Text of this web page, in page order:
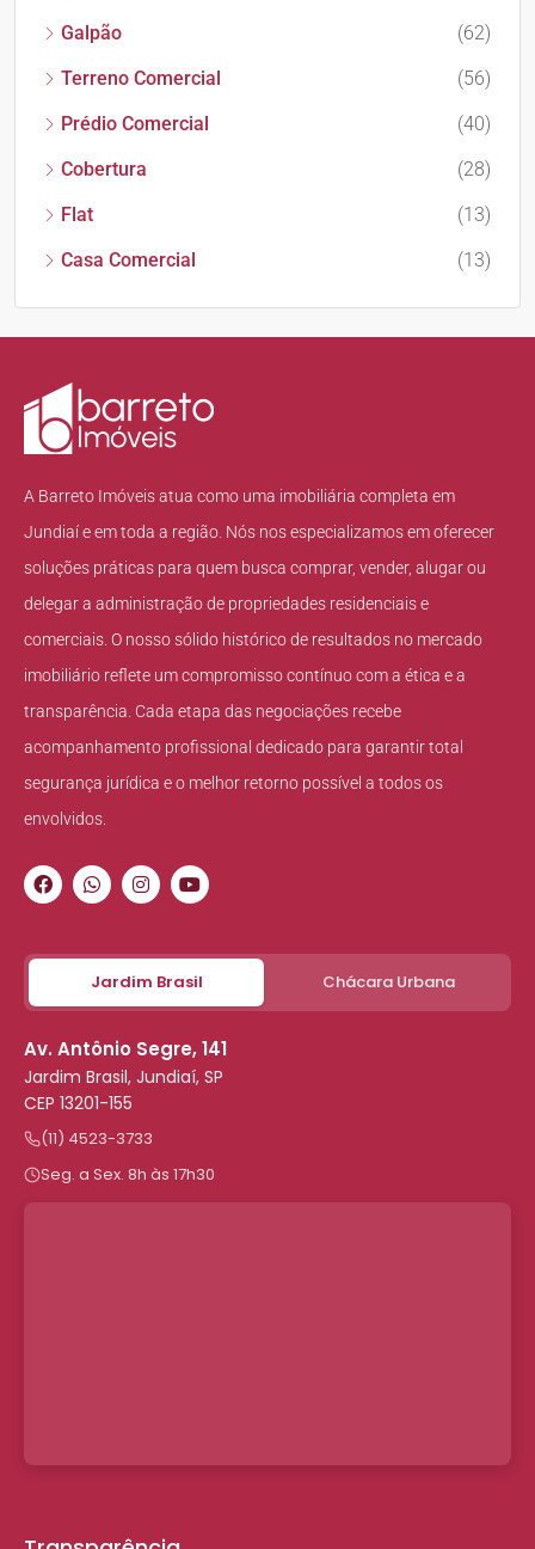
Galpão
(62)
Terreno Comercial
(56)
Prédio Comercial
(40)
Cobertura
(28)
Flat
(13)
Casa Comercial
(13)
A Barreto Imóveis atua como uma imobiliária completa em
Jundiaí e em toda a região. Nós nos especializamos em oferecer
soluções práticas para quem busca comprar, vender, alugar ou
delegar a administração de propriedades residenciais e
comerciais. O nosso sólido histórico de resultados no mercado
imobiliário reflete um compromisso contínuo com a ética e a
transparência. Cada etapa das negociações recebe
acompanhamento profissional dedicado para garantir total
segurança jurídica e o melhor retorno possível a todos os
envolvidos.
Jardim Brasil Chácara Urbana
Av. Antônio Segre, 141
Jardim Brasil, Jundiaí, SP
CEP 13201-155
(11) 4523-3733
Seg. a Sex. 8h às 17h30